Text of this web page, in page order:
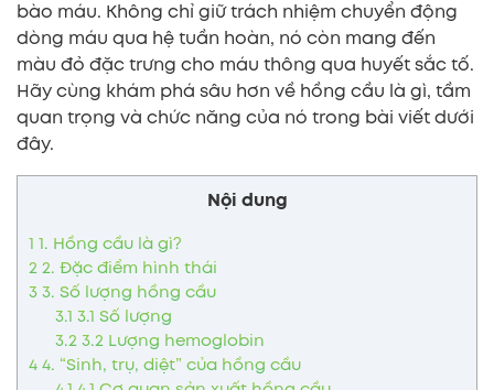
bào máu. Không chỉ giữ trách nhiệm chuyển động
dòng máu qua hệ tuần hoàn, nó còn mang đến
màu đỏ đặc trưng cho máu thông qua huyết sắc tố.
Hãy cùng khám phá sâu hơn về hồng cầu là gì, tầm
quan trọng và chức năng của nó trong bài viết dưới
đây.
Nội dung
1 1. Hồng cầu là gì?
22. Đặc điểm hình thái
33. Số lượng hồng cầu
3.1 3.1 Số lượng
3.23.2 Lượng hemoglobin
44. “Sinh, trụ, diệt” của hồng cầu